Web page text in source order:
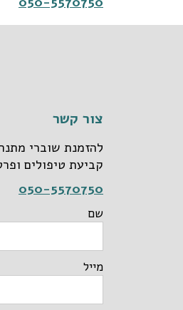
צור קשר
להזמנת שוברי
קביעת טיפולים
050-5570750
שם
מייל